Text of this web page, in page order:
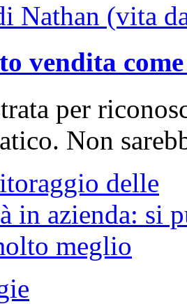
Nathan (vita
vendita
per
Non